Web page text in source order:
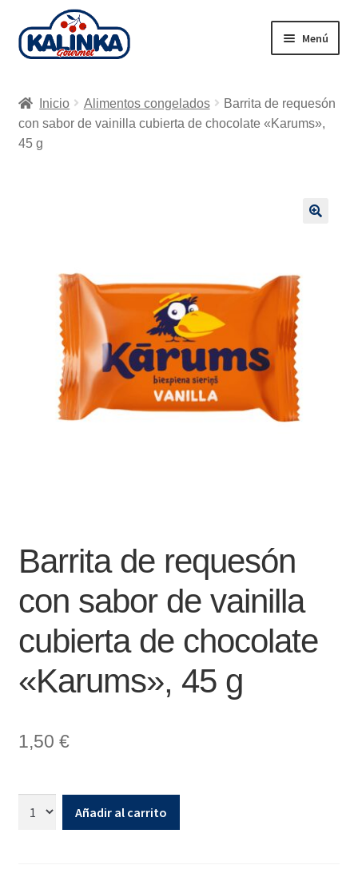
Ir
a
Ir
al
Menú
Tienda en línea
Inicio Alimentos congelados
Barrita de requesón
con sabor de vainilla cubierta de chocolate «Karums»,
45 g
Barrita de requesón
con sabor de vainilla
cubierta de chocolate
«Karums», 45 g
1,50 €
Añadir al carrito